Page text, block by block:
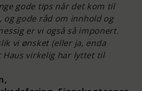
gode tips når det kom til
gode råd om innhold og
er vi også så imponert.
vi ønsket (eller ja, enda
Haus virkelig har lyttet til